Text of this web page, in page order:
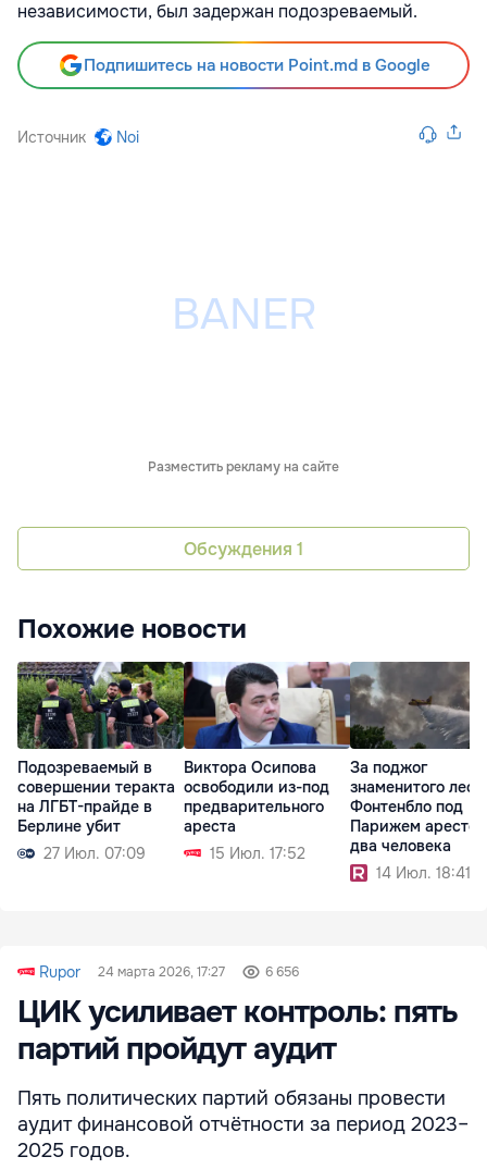
независимости, был задержан подозреваемый.
Подпишитесь на новости Point.md в Google
Источник Noi
Разместить рекламу на сайте
Обсуждения 1
Похожие новости
Подозреваемый в
совершении теракта
на ЛГБТ-прайде в
Берлине убит
27 Июл. 07:09
Виктора Осипова
освободили из-под
предварительного
ареста
15 Июл. 17:52
За поджог
знаменитого леса
Фонтенбло под
Парижем
два человека
14 Июл. 18:41
Rupor 24 марта 2026, 17:27 6 656
ЦИК усиливает контроль: пять
партий пройдут аудит
Пять политических партий обязаны провести
аудит финансовой отчётности за период 2023–
2025 годов.